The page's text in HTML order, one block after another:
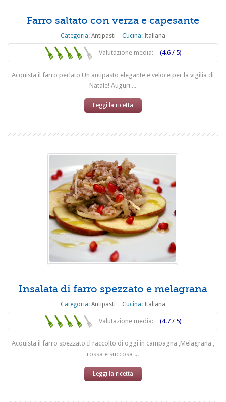
Farro saltato con verza e capesante
Categoria: Antipasti Cucina: Italiana
Valutazione media: (4.6 / 5)
Acquista il farro perlato Un antipasto elegante e veloce per la vigilia di
Natale! Auguri ...
Leggi la ricetta
Insalata di farro spezzato e melagrana
Categoria: Antipasti Cucina: Italiana
Valutazione media: (4.7 / 5)
Acquista il farro spezzato Il raccolto di oggi in campagna ,Melagrana ,
rossa e succosa ...
Leggi la ricetta